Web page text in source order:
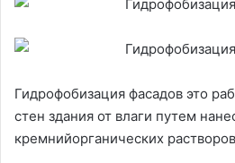
Гидрофобизация фасадов это
стен здания от влаги путем
кремнийорганических